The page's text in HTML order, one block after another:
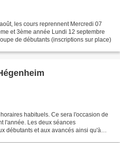
les cours reprennent Mercredi 07
et 3ème année Lundi 12 septembre
de débutants (inscriptions sur place)
habituels. Ce sera l'occasion de
l'année. Les deux séances
débutants et aux avancés ainsi qu'à